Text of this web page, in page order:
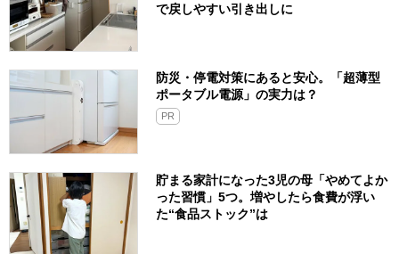
で戻しやすい引き出しに
防災・停電対策にあると安心。「超薄型
ポータブル電源」の実力は？​
PR
貯まる家計になった3児の母「やめてよか
った習慣」5つ。増やしたら食費が浮い
た“食品ストック”は